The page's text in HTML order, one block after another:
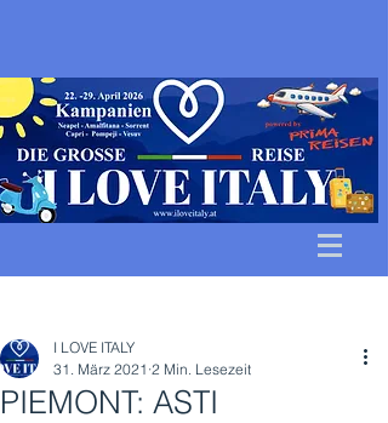
PIEMONT: ASTI
I LOVE ITALY
31. März 2021 2 Min. Lesezeit